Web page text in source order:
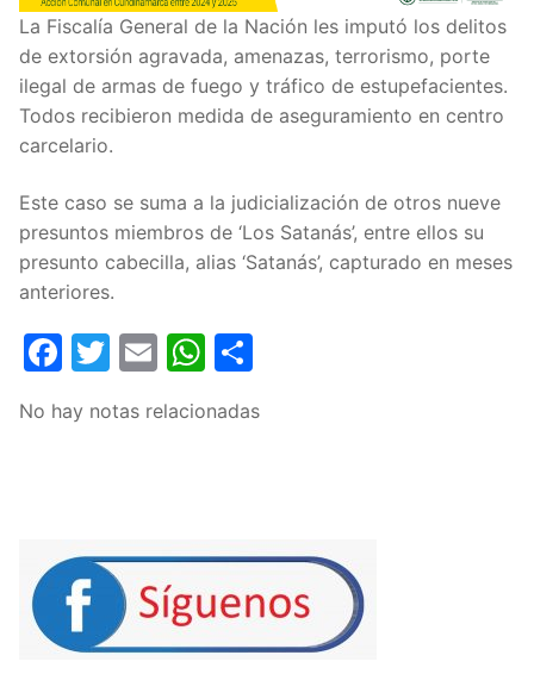
La Fiscalía General de la Nación les imputó los delitos
de extorsión agravada, amenazas, terrorismo, porte
ilegal de armas de fuego y tráfico de estupefacientes.
Todos recibieron medida de aseguramiento en centro
carcelario.
Este caso se suma a la judicialización de otros nueve
presuntos miembros de ‘Los Satanás’, entre ellos su
presunto cabecilla, alias ‘Satanás’, capturado en meses
anteriores.
Facebook
Twitter
EmailWhatsApp
No hay notas relacionadas